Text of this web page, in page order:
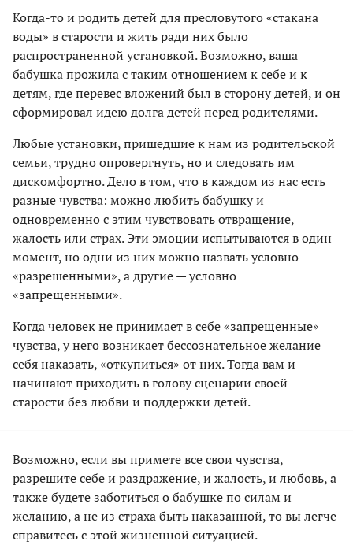
Когда-то и родить детей для пресловутого «стакана
воды» в старости и жить ради них было
распространенной установкой. Возможно, ваша
бабушка прожила с таким отношением к себе и к
детям, где перевес вложений был в сторону детей, и он
сформировал идею долга детей перед родителями.
Любые установки, пришедшие к нам из родительской
семьи, трудно опровергнуть, но и следовать им
дискомфортно. Дело в том, что в каждом из нас есть
разные чувства: можно любить бабушку и
одновременно с этим чувствовать отвращение,
жалость или страх. Эти эмоции испытываются в один
момент, но одни из них можно назвать условно
«разрешенными», а другие — условно
«запрещенными».
Когда человек не принимает в себе «запрещенные»
чувства, у него возникает бессознательное желание
себя наказать, «откупиться» от них. Тогда вам и
начинают приходить в голову сценарии своей
старости без любви и поддержки детей.
Возможно, если вы примете все свои чувства,
разрешите себе и раздражение, и жалость, и любовь, а
также будете заботиться о бабушке по силам и
желанию, а не из страха быть наказанной, то вы легче
справитесь с этой жизненной ситуацией.